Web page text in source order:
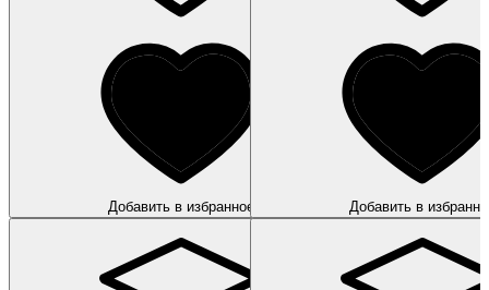
Добавить в избранное Добавить в